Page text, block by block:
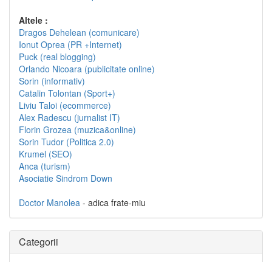
Altele :
Dragos Dehelean (comunicare)
Ionut Oprea (PR +Internet)
Puck (real blogging)
Orlando Nicoara (publicitate online)
Sorin (informativ)
Catalin Tolontan (Sport+)
Liviu Taloi (ecommerce)
Alex Radescu (jurnalist IT)
Florin Grozea (muzica&online)
Sorin Tudor (Politica 2.0)
Krumel (SEO)
Anca (turism)
Asociatie Sindrom Down
Doctor Manolea - adica frate-miu
Categorii